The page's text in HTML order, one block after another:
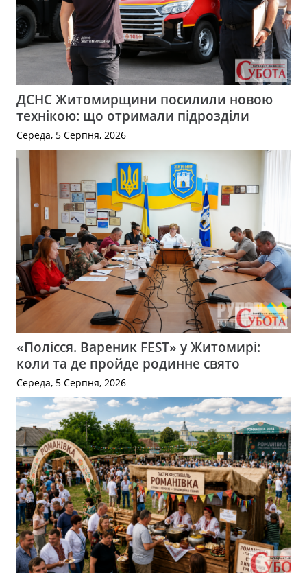
ДСНС Житомирщини посилили новою
технікою: що отримали підрозділи
Середа, 5 Серпня, 2026
«Полісся. Вареник FEST» у Житомирі:
коли та де пройде родинне свято
Середа, 5 Серпня, 2026